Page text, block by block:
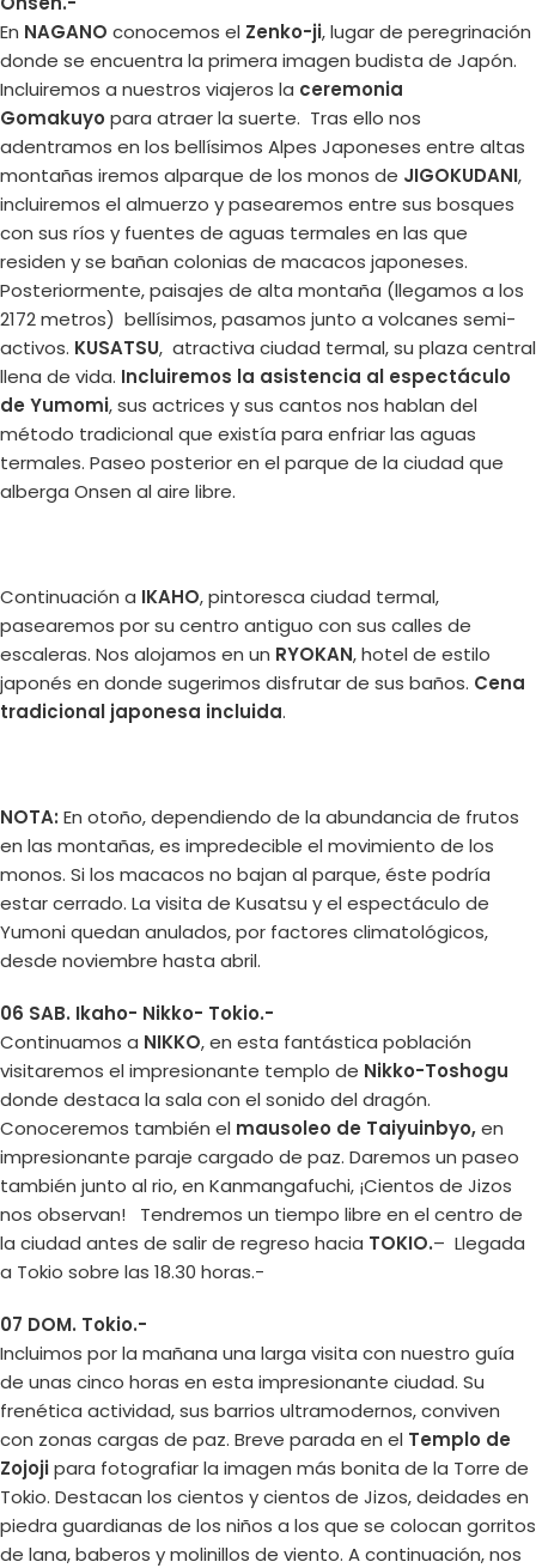
En NAGANO conocemos el Zenko-ji, lugar de peregrinación
donde se encuentra la primera imagen budista de Japón.
Incluiremos a nuestros viajeros la ceremonia
Gomakuyo para atraer la suerte. Tras ello nos
adentramos en los bellísimos Alpes Japoneses entre altas
montañas iremos alparque de los monos de JIGOKUDANI,
incluiremos el almuerzo y pasearemos entre sus bosques
con sus ríos y fuentes de aguas termales en las que
residen y se bañan colonias de macacos japoneses.
Posteriormente, paisajes de alta montaña (llegamos a los
2172 metros) bellísimos, pasamos junto a volcanes semi-
activos. KUSATSU, atractiva ciudad termal, su plaza central
llena de vida. Incluiremos la asistencia al espectáculo
de Yumomi, sus actrices y sus cantos nos hablan del
método tradicional que existía para enfriar las aguas
termales. Paseo posterior en el parque de la ciudad que
alberga Onsen al aire libre.
Continuación a IKAHO, pintoresca ciudad termal,
pasearemos por su centro antiguo con sus calles de
escaleras. Nos alojamos en un RYOKAN, hotel de estilo
japonés en donde sugerimos disfrutar de sus baños. Cena
tradicional japonesa incluida.
NOTA: En otoño, dependiendo de la abundancia de frutos
en las montañas, es impredecible el movimiento de los
monos. Si los macacos no bajan al parque, éste podría
estar cerrado. La visita de Kusatsu y el espectáculo de
Yumoni quedan anulados, por factores climatológicos,
desde noviembre hasta abril.
06 SAB. Ikaho- Nikko- Tokio.-
Continuamos a NIKKO, en esta fantástica población
visitaremos el impresionante templo de Nikko-Toshogu
donde destaca la sala con el sonido del dragón.
Conoceremos también el mausoleo de Taiyuinbyo,en
impresionante paraje cargado de paz. Daremos un paseo
también junto al rio, en Kanmangafuchi, ¡Cientos de Jizos
nos observan! Tendremos un tiempo libre en el centro de
la ciudad antes de salir de regreso hacia TOKIO.– Llegada
a Tokio sobre las 18.30 horas.-
07 DOM. Tokio.-
Incluimos por la mañana una larga visita con nuestro guía
de unas cinco horas en esta impresionante ciudad. Su
frenética actividad, sus barrios ultramodernos, conviven
con zonas cargas de paz. Breve parada en el Templo de
Zojojipara fotografiar la imagen más bonita de la Torre de
Tokio. Destacan los cientos y cientos de Jizos, deidades en
piedra guardianas de los niños a los que se colocan gorritos
de lana, baberos y molinillos de viento. A continuación, nos